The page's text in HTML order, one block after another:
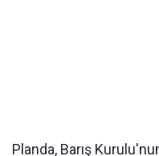
Planda, Barış